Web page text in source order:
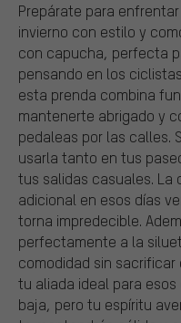
Prepárate para
invierno con estilo y
con capucha, perfecta
pensando en los
esta prenda combina
mantenerte abrigado y
pedaleas por las calles.
usarla tanto en tus
tus salidas casuales.
adicional en esos días
torna impredecible.
perfectamente a la
comodidad sin sacrificar
tu aliada ideal para
baja, pero tu espíritu